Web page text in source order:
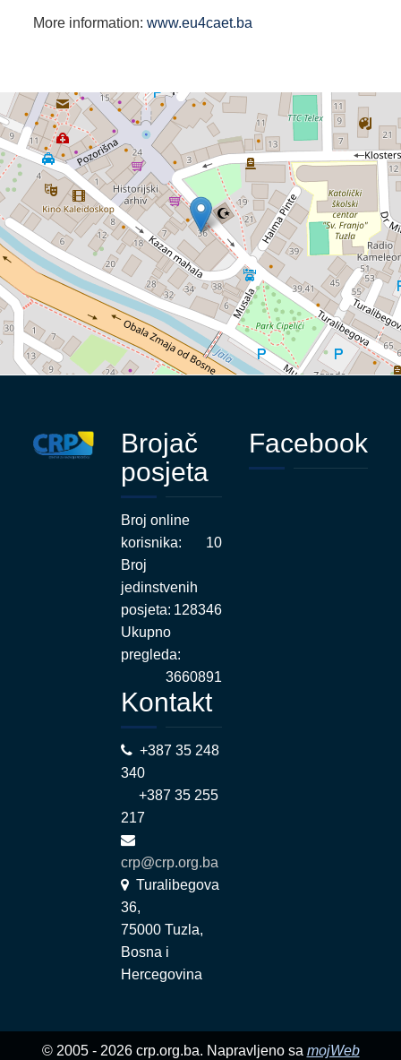
More information:www.eu4caet.ba
Brojač
posjeta
Broj online
korisnika:
10
Broj
jedinstvenih
posjeta: 128346
Ukupno
pregleda:
3660891
Kontakt
+387 35 248
340
+387 35 255
217
crp@crp.org.ba
Turalibegova
36,
75000 Tuzla,
Bosna i
Hercegovina
Facebook
© 2005 - 2026 crp.org.ba. Napravljeno sa mojWeb